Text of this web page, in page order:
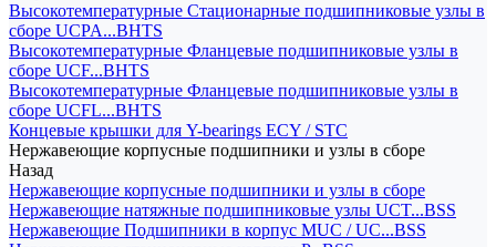
Высокотемпературные Стационарные подшипниковые узлы в
сборе UCPA...BHTS
Высокотемпературные Фланцевые подшипниковые узлы в
сборе UCF...BHTS
Высокотемпературные Фланцевые подшипниковые узлы в
сборе UCFL...BHTS
Концевые крышки для Y-bearings ECY / STC
Нержавеющие корпусные подшипники и узлы в сборе
Назад
Нержавеющие корпусные подшипники и узлы в сборе
Нержавеющие натяжные подшипниковые узлы UCT...BSS
Нержавеющие Подшипники в корпус MUC / UC...BSS